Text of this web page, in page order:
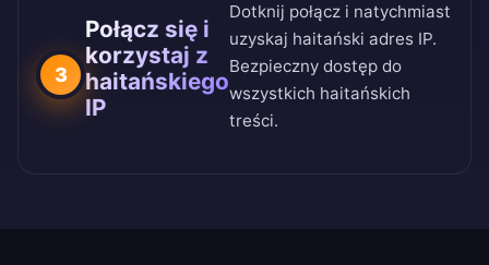
3
Połącz się i
korzystaj z
haitańskiego
IP
Dotknij połącz i natychmiast
uzyskaj haitański adres IP.
Bezpieczny dostęp do
wszystkich haitańskich
treści.